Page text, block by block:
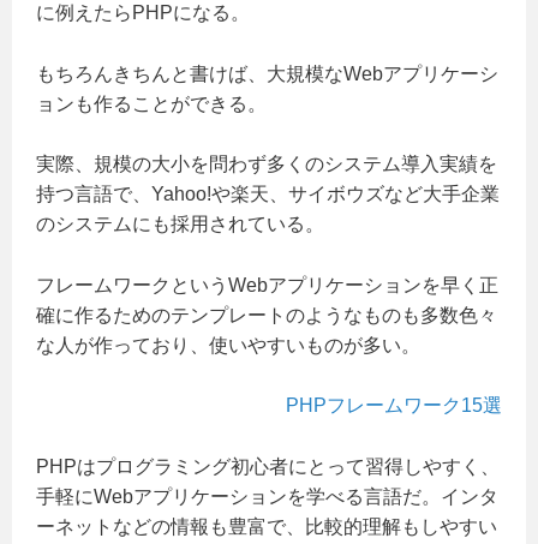
に例えたらPHPになる。
もちろんきちんと書けば、大規模なWebアプリケーシ
ョンも作ることができる。
実際、規模の大小を問わず多くのシステム導入実績を
持つ言語で、Yahoo!や楽天、サイボウズなど大手企業
のシステムにも採用されている。
フレームワークというWebアプリケーションを早く正
確に作るためのテンプレートのようなものも多数色々
な人が作っており、使いやすいものが多い。
PHPフレームワーク15選
PHPはプログラミング初心者にとって習得しやすく、
手軽にWebアプリケーションを学べる言語だ。インタ
ーネットなどの情報も豊富で、比較的理解もしやすい